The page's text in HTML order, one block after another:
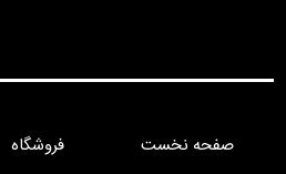
صفحه نخست فروشگاه